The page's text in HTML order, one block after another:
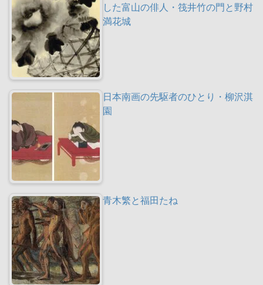
した富山の俳人・筏井竹の門と野村
満花城
日本南画の先駆者のひとり・柳沢淇
園
青木繁と福田たね